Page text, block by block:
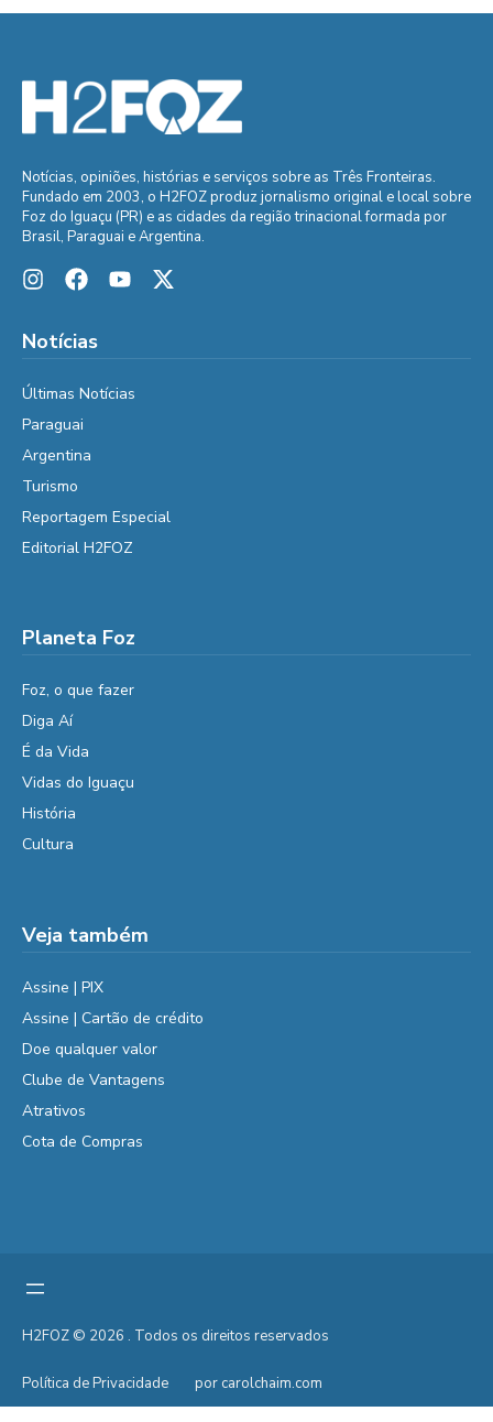
Notícias, opiniões, histórias e serviços sobre as Três Fronteiras.
Fundado em 2003, o H2FOZ produz jornalismo original e local sobre
Foz do Iguaçu (PR) e as cidades da região trinacional formada por
Brasil, Paraguai e Argentina.
Notícias
Últimas Notícias
Paraguai
Argentina
Turismo
Reportagem Especial
Editorial H2FOZ
Planeta Foz
Foz, o que fazer
Diga Aí
É da Vida
Vidas do Iguaçu
História
Cultura
Veja também
Assine | PIX
Assine | Cartão de crédito
Doe qualquer valor
Clube de Vantagens
Atrativos
Cota de Compras
H2FOZ © 2026 . Todos os direitos reservados
Política de Privacidade por carolchaim.com